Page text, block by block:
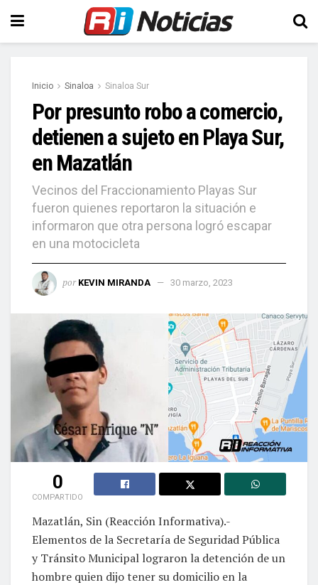
Inicio Sinaloa Sinaloa Sur
Por presunto robo a comercio,
detienen a sujeto en Playa Sur,
en Mazatlán
Vecinos del Fraccionamiento Playas Sur
fueron quienes reportaron la situación e
informaron que otra persona logró escapar
en una motocicleta
por KEVIN MIRANDA 30 marzo, 2023
0
COMPARTIDO
Mazatlán, Sin (Reacción Informativa).-
Elementos de la Secretaría de Seguridad Pública
y Tránsito Municipal lograron la detención de un
hombre quien dijo tener su domicilio en la